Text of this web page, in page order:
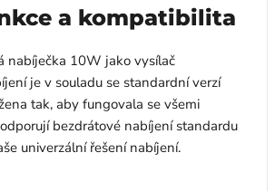
a kompatibilita
nabíječka 10W jako vysílač
je v souladu se standardní verzí
tak, aby fungovala se všemi
bezdrátové nabíjení standardu
univerzální řešení nabíjení.